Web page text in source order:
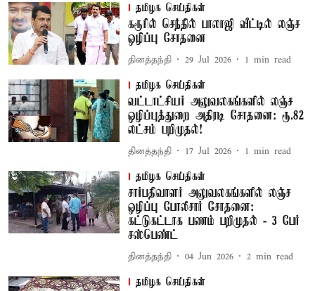
தமிழக செய்திகள்
கரூரில் செந்தில் பாலாஜி வீட்டில் லஞ்ச
ஒழிப்பு சோதனை
தினத்தந்தி 29 Jul 2026 1 min read
தமிழக செய்திகள்
வட்டாட்சியர் அலுவலகங்களில் லஞ்ச
ஒழிப்புத்துறை அதிரடி சோதனை: ரூ.82
லட்சம் பறிமுதல்!
தினத்தந்தி 17 Jul 2026 1 min read
தமிழக செய்திகள்
சார்பதிவாளர் அலுவலகங்களில் லஞ்ச
ஒழிப்பு போலீசார் சோதனை:
கட்டுகட்டாக பணம் பறிமுதல் - 3 பேர்
சஸ்பெண்ட்
தினத்தந்தி 04 Jun 2026 2 min read
தமிழக செய்திகள்